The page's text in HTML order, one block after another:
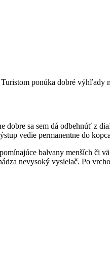
ponúka dobré
dobre sa sem dá odbehnúť z
vedie permanentne do
balvany menších či
nevysoký vysielač. Po